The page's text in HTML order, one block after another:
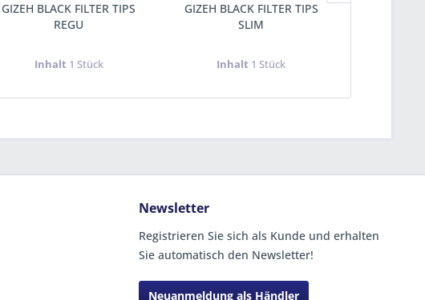
GIZEH BLACK FILTER TIPS
REGU
Inhalt 1 Stück
GIZEH BLACK FILTER TIPS
SLIM
Inhalt 1 Stück
Newsletter
Registrieren Sie sich als Kunde und erhalten
Sie automatisch den Newsletter!
Neuanmeldung als Händler